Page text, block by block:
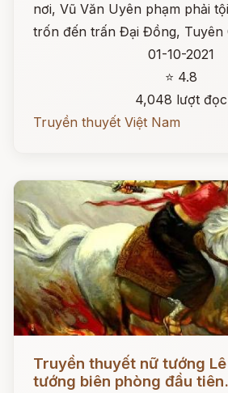
nơi, Vũ Văn Uyên phạm phải
trốn đến trấn Đại Đồng, Tuyên
01-10-2021
⭐ 4.8
4,048 lượt đọc
Truyền thuyết Việt Nam
Đọc ngay
Truyền thuyết nữ tướng
tướng biên phòng đầu